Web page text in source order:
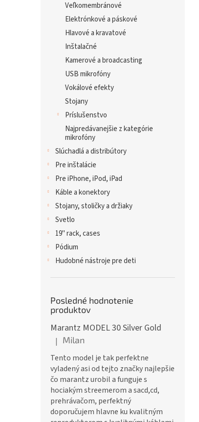
Veľkomembránové
Elektrónkové a páskové
Hlavové a kravatové
Inštalačné
Kamerové a broadcasting
USB mikrofóny
Vokálové efekty
Stojany
Príslušenstvo
Najpredávanejšie z kategórie
mikrofóny
Slúchadlá a distribútory
Pre inštalácie
Pre iPhone, iPod, iPad
Káble a konektory
Stojany, stoličky a držiaky
Svetlo
19" rack, cases
Pódium
Hudobné nástroje pre deti
Posledné hodnotenie
produktov
Marantz MODEL 30 Silver Gold
Hodnotenie produktu je 5 z 5 hviezdičiek.
| Milan
Tento model je tak perfektne
vyladený asi od tejto značky najlepšie
čo marantz urobil a funguje s
hociakým streemerom a sacd,cd,
prehrávačom, perfektný
doporučujem hlavne ku kvalitným